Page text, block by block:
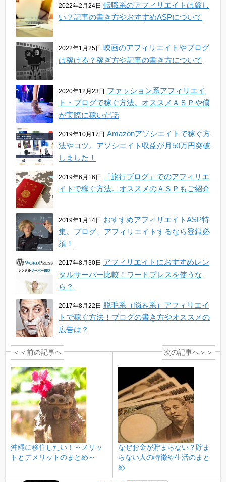
2022年2月24日 転職系のアフィリエイトは厳し
い？記事の書き方やおすすめASPについて
2022年1月25日 映画のアフィリエイトやブログ
は稼げる？稼ぎ方や記事の書き方について
2020年12月23日 ファッション系アフィリエイ
ト・ブログで稼ぐ方法。オススメＡＳＰや僕
が実際に稼いだ話
2019年10月17日 Amazonアソシエイトで稼ぐ方
法やコツ。アソシエイト収益が月50万円突破
しました！
2019年6月16日
「旅行ブログ」でのアフィリエ
イトで稼ぐ方法。オススメのＡＳＰもご紹介
2019年1月14日 おすすめアフィリエイトASP特
集。ブログ、アフィリエイトするなら登録必
須！
2017年8月30日 アフィリエイトにおすすめレン
タルサーバー比較！ワードプレスを使うな
ら？
2017年8月22日 脱毛系（悩み系）アフィリエイ
トで稼ぐ方法！ブログの書き方やオススメの
広告は？
＜＜前の記事へ
沖縄に移住したい！～メリッ
トとデメリットのまとめ～
次の記事へ＞＞
なぜお金が貯まらない？貯ま
らない人の特徴や生活のまと
め